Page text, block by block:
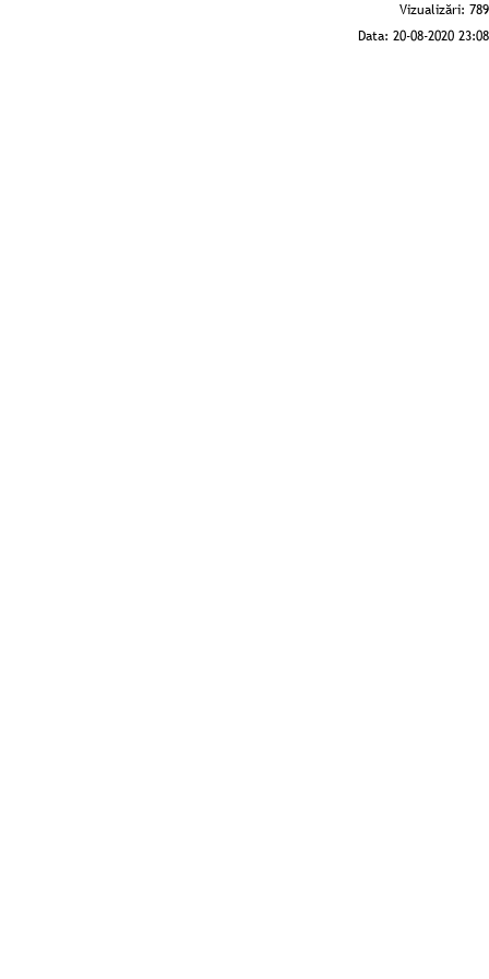
Vizualizări: 789
Data: 20-08-2020 23:08